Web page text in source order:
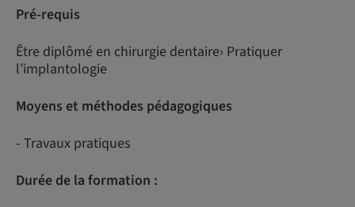
Pré-requis
Être diplômé en chirurgie dentaire› Pratiquer
l’implantologie
Moyens et méthodes pédagogiques
- Travaux pratiques
Durée de la formation :